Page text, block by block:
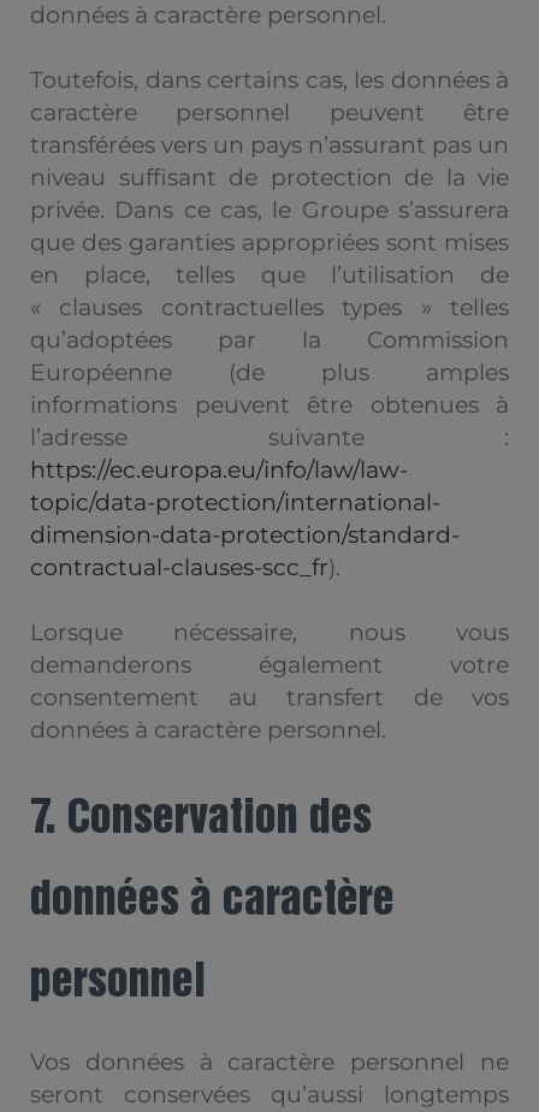
données à caractère personnel.
Toutefois, dans certains cas, les données à
caractère personnel peuvent être
transférées vers un pays n’assurant pas un
niveau suffisant de protection de la vie
privée. Dans ce cas, le Groupe s’assurera
que des garanties appropriées sont mises
en place, telles que l’utilisation de
« clauses contractuelles types » telles
qu’adoptées par la Commission
Européenne (de plus amples
informations peuvent être obtenues à
l’adresse suivante :
https://ec.europa.eu/info/law/law-
topic/data-protection/international-
dimension-data-protection/standard-
contractual-clauses-scc_fr).
Lorsque nécessaire, nous vous
demanderons également votre
consentement au transfert de vos
données à caractère personnel.
7. Conservation des
données à caractère
personnel
Vos données à caractère personnel ne
seront conservées qu’aussi longtemps